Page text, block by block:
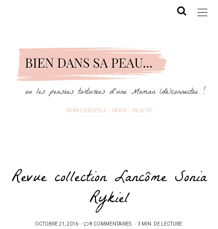
Revue collection Lancôme Sonia
Rykiel
PUBLIÉ
OCTOBRE 21, 2016 8 COMMENTAIRES 3 MIN. DE LECTURE